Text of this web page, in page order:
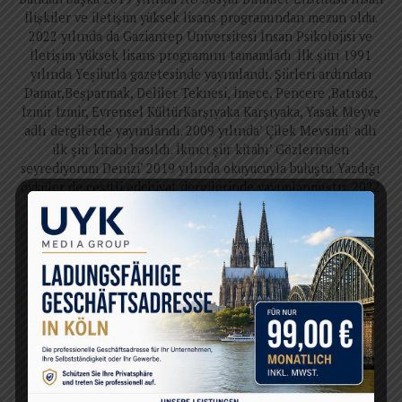
İlişkiler ve iletişim yüksek lisans programından mezun oldu.
2022 yılında da Gaziantep Üniversitesi İnsan Psikolojisi ve
İletişim yüksek lisans programını tamamladı. İlk şiiri 1991
yılında Yeşilurla gazetesinde yayımlandı. Şiirleri ardından
Damar,Beşparmak, Deliler Teknesi, İmece, Pencere ,Batısöz,
İzmir İzmir, Evrensel KültürKarşıyaka Karşıyaka, Yasak Meyve
adlı dergilerde yayımlandı. 2009 yılında’ Çilek Mevsimi’ adlı
ilk şiir kitabı basıldı. İkinci şiir kitabı’ Gözlerinden
seyrediyorum Denizi’ 2019 yılında okuyucuyla buluştu. Yazdığı
öyküler de çeşitli edebiyat dergilerinde yayımlanmıştır. 2022
yılında ‘Umuda Söz’ isimli öykü kitabı basılmıştır. Harika
Külçür’ün besteleri de mevcuttur. Profösyonel olarak
hazırladığı üç adet tekli çalışması kendi ismindeki youtube
kanalında izleyici karşısındadır. İzmir Barosu , TOBAV ve
Konak Belediyesi korolarında korist ve solist olarak yer
almıştır. İzmir Barosu, MESAM, Egeli Kadın Yazarlar
Platformu, Urla İnsan Hakları Kurulu üyesidir. Ayrıca çeşitli
sivil toplum örgütlerinde farkındalık konuşmaları
yapmaktadır.
E-posta: harika@avrupahaberler.com Web Sitesi: